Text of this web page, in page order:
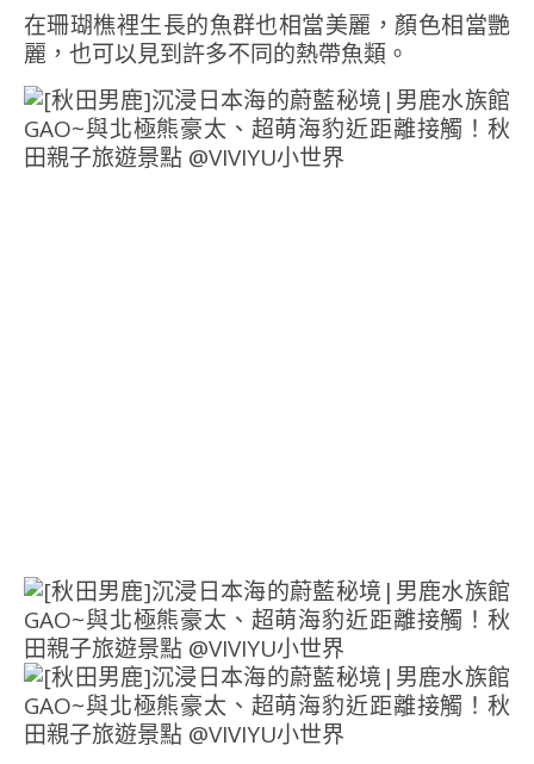
在珊瑚樵裡生長的魚群也相當美麗，顏色相當艷
麗，也可以見到許多不同的熱帶魚類。